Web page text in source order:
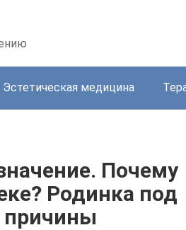
Эстетическая медицина
Почему
Родинка под
причины